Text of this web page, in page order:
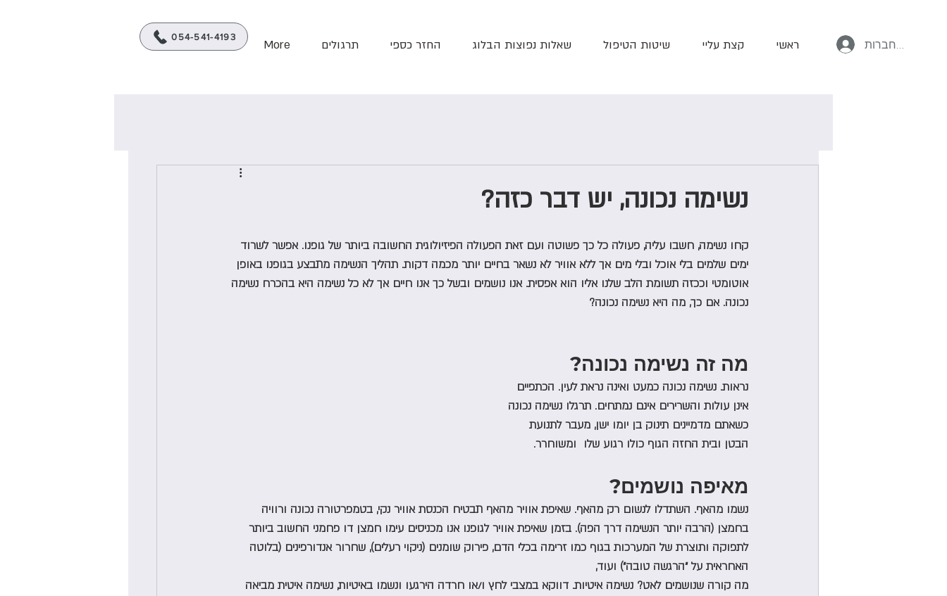
מטפלת ביופידבק C.B.T 054-541-4193
ראשי קצת עליי שיטות הטיפול שאלות נפוצות הבלוג החזר כספי תרגולים More להתחברות
נשימה נכונה, יש דבר כזה?
קחו נשימה, חשבו עליה, פעולה כל כך פשוטה ועם זאת הפעולה הפיזיולוגית החשובה ביותר של גופנו. אפשר לשרוד
ימים שלמים בלי אוכל ובלי מים אך ללא אוויר לא נשאר בחיים יותר מכמה דקות. תהליך הנשימה מתבצע בגופנו באופן
אוטומטי וככזה תשומת הלב שלנו אליו הוא אפסית. אנו נושמים ובשל כך אנו חיים אך לא כל נשימה היא בהכרח נשימה
נכונה. אם כך, מה היא נשימה נכונה?
מה זה נשימה נכונה?
נראות. נשימה נכונה כמעט ואינה נראת לעין. הכתפיים
אינן עולות והשרירים אינם נמתחים. תרגלו נשימה נכונה
כשאתם מדמיינים תינוק בן יומו ישן, מעבר לתנועת
הבטן ובית החזה הגוף כולו רגוע שלו  ומשוחרר.
מאיפה נושמים?
נשמו מהאף. השתדלו לנשום רק מהאף. שאיפת אוויר מהאף תבטיח הכנסת אוויר נקי, בטמפרטורה נכונה ורוויה
בחמצן (הרבה יותר הנשימה דרך הפה). בזמן שאיפת אוויר לגופנו אנו מכניסים עימו חמצן דו פחמני החשוב ביותר
לתפוקה ותוצרת של המערכות בגוף כמו זרימה בכלי הדם, פירוק שומנים (ניקוי רעלים), שחרור אנדורפינים (בלוטה
האחראית על ״הרגשה טובה״) ועוד,
מה קורה שנושמים לאט? נשימה איטיות. דווקא במצבי לחץ ו/או חרדה הירגעו ונשמו באיטיות, נשימה איטית מביאה